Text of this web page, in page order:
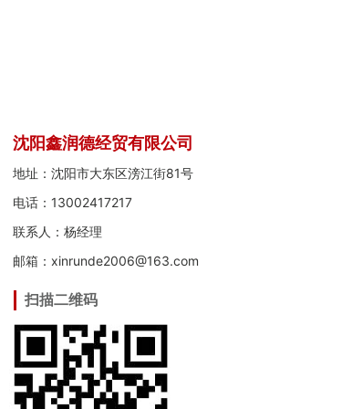
沈阳鑫润德经贸有限公司
地址：沈阳市大东区滂江街81号
电话：13002417217
联系人：杨经理
邮箱：xinrunde2006@163.com
扫描二维码